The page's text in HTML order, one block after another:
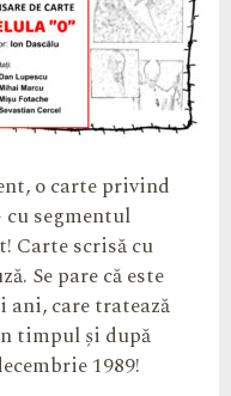
o carte privind
segmentul
Carte scrisă cu
Se pare că este
care tratează
timpul și după
1989!